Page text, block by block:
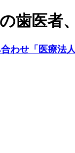
歯医者